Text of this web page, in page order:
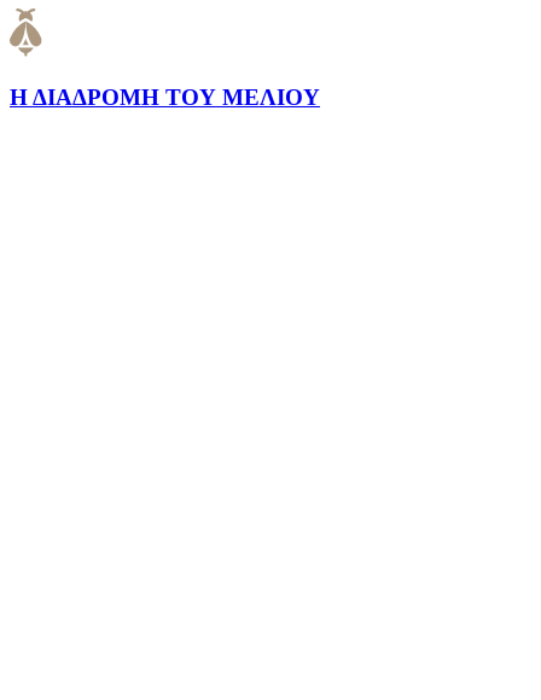
Η ΔΙΑΔΡΟΜΗ ΤΟΥ ΜΕΛΙΟΥ